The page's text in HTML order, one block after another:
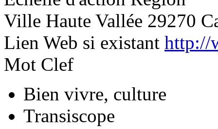
Ville Haute Vallée 29270
Lien Web si existant http://
Mot Clef
Bien vivre, culture
Transiscope